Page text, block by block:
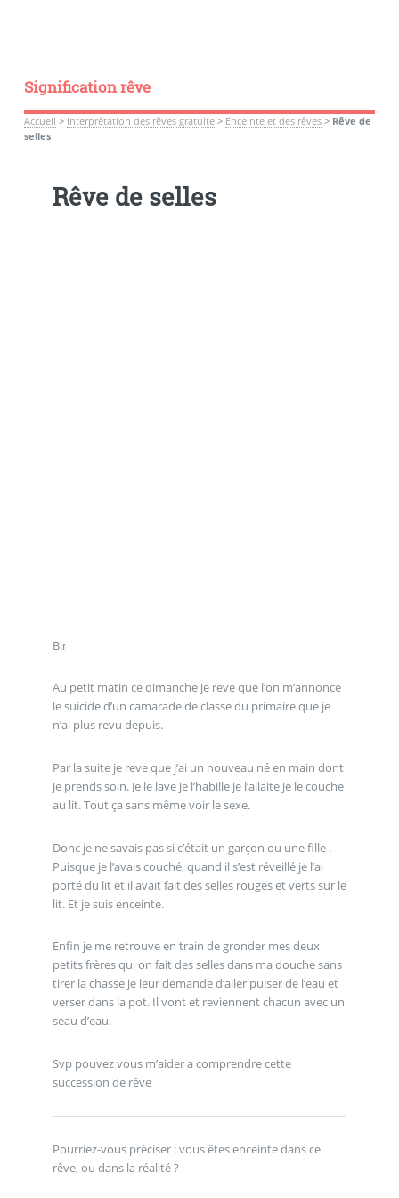
Signification rêve
Accueil > Interprétation des rêves gratuite> Enceinte et des rêves> Rêve de
selles
Rêve de selles
Bjr
Au petit matin ce dimanche je reve que l’on m’annonce
le suicide d’un camarade de classe du primaire que je
n’ai plus revu depuis.
Par la suite je reve que j’ai un nouveau né en main dont
je prends soin. Je le lave je l’habille je l’allaite je le couche
au lit. Tout ça sans même voir le sexe.
Donc je ne savais pas si c’était un garçon ou une fille .
Puisque je l’avais couché, quand il s’est réveillé je l’ai
porté du lit et il avait fait des selles rouges et verts sur le
lit. Et je suis enceinte.
Enfin je me retrouve en train de gronder mes deux
petits frères qui on fait des selles dans ma douche sans
tirer la chasse je leur demande d’aller puiser de l’eau et
verser dans la pot. Il vont et reviennent chacun avec un
seau d’eau.
Svp pouvez vous m’aider a comprendre cette
succession de rêve
Pourriez-vous préciser : vous êtes enceinte dans ce
rêve, ou dans la réalité ?